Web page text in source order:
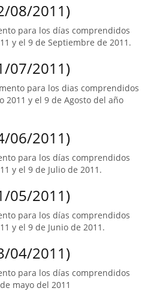
08/2011)
para los días comprendidos
y el 9 de Septiembre de 2011.
07/2011)
para los dias comprendidos
2011 y el 9 de Agosto del año
06/2011)
para los días comprendidos
y el 9 de Julio de 2011.
05/2011)
para los días comprendidos
y el 9 de Junio de 2011.
04/2011)
para los días comprendidos
mayo del 2011